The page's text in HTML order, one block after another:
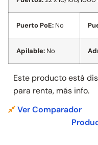
Puerto PoE: No
Apilable: No
Este producto está
para renta, más info.
Ver Comparador